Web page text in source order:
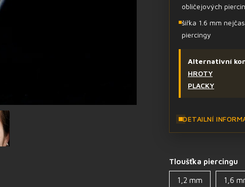
obličejových
šířka 1.6 mm
piercingy
Alternativní
HROTY
PLACKY
DETAILNÍ
Tloušťka piercingu
1,2 mm 1,6